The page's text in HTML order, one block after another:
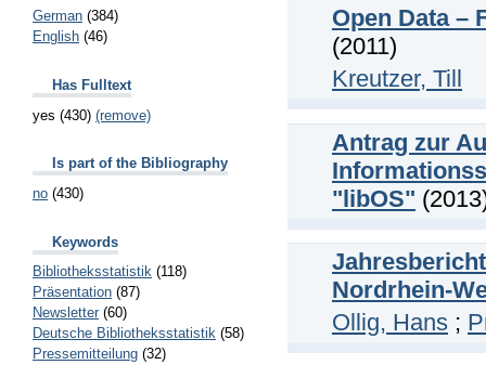
German (384)
English (46)
Has Fulltext
yes (430) (remove)
Is part of the Bibliography
no (430)
Keywords
Bibliotheksstatistik (118)
Präsentation (87)
Newsletter (60)
Deutsche Bibliotheksstatistik (58)
Pressemitteilung (32)
Open Data –
(2011)
Kreutzer, Till
Antrag zur
"libOS"
Nordrhein-
Ollig, Hans ;